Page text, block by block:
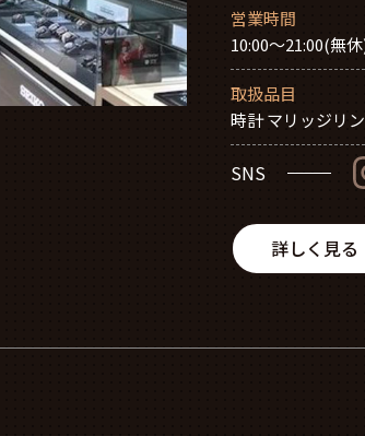
営業時間
10:00～21:00(無
取扱品目
時計 マリッジリ
SNS
詳しく見る